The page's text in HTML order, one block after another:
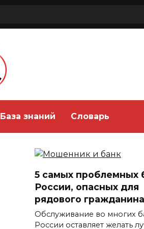
База знаний Словарь
5 самых проблемных
России, опасных для
рядового гражданина
Обслуживание во многих
России оставляет желать